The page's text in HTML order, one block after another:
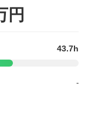
円
43.7h
-